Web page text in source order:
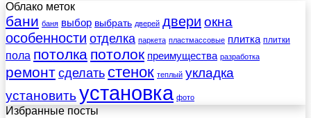
Облако меток
бани баня выбор выбрать дверей двери окна
особенности отделка паркета пластмассовые плитка плитки
пола потолка потолок преимущества разработка
ремонт сделать стенок теплый укладка
установить установка фото
Избранные посты